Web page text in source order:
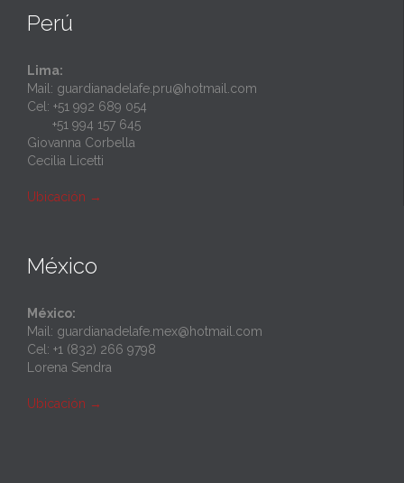
Perú
Lima:
Mail: guardianadelafe.pru@hotmail.com
Cel: +51 992 689 054
+51 994 157 645
Giovanna Corbella
Cecilia Licetti
Ubicación →
México
México:
Mail: guardianadelafe.mex@hotmail.com
Cel: +1 (832) 266 9798
Lorena Sendra
Ubicación →